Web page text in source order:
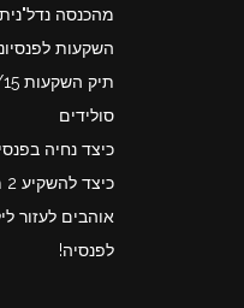
השקעות
סולידים
כיצד נחיה
כיצד להשקיע 2 מיליון שקל באופן סולידי
אוהבים לעזור
לפנסיה!